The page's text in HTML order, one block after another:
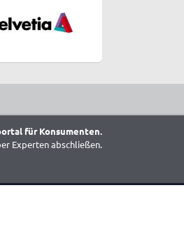
für Konsumenten.
Experten abschließen.